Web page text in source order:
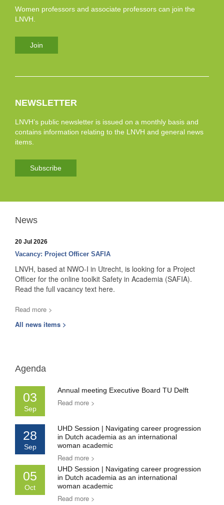
Women professors and associate professors can join the
LNVH.
Join
NEWSLETTER
LNVH’s public newsletter is issued on a monthly basis and
contains information relating to the LNVH and general news
items.
Subscribe
News
20 Jul 2026
Vacancy: Project Officer SAFIA
LNVH, based at NWO-I in Utrecht, is looking for a Project
Officer for the online toolkit Safety in Academia (SAFIA).
Read the full vacancy text here.
Read more >
All news items >
Agenda
03
Sep
Annual meeting Executive Board TU Delft
Read more >
28
Sep
UHD Session | Navigating career progression
in Dutch academia as an international
woman academic
Read more >
05
Oct
UHD Session | Navigating career progression
in Dutch academia as an international
woman academic
Read more >